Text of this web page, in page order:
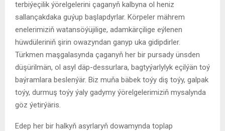
terbiýeçilik ýörelgelerini çaganyň kalbyna ol heniz
sallançakdaka guýup başlapdyrlar. Körpeler mährem
enelerimiziň watansöýüjilige, adamkärçilige eýlenen
hüwdüleriniň şirin owazyndan ganyp uka gidipdirler.
Türkmen maşgalasynda çaganyň her bir pursady ünsden
düşürilmän, ol asyl däp-dessurlara, bagtyýarlylyk eçilýän toý
baýramlara beslenýär. Biz muňa bäbek toýy diş toýy, galpak
toýy, durmuş toýy ýaly gadymy ýörelgelerimiziň mysalynda
göz ýetirýäris.
Edep her bir halkyň asyrlaryň dowamynda toplap